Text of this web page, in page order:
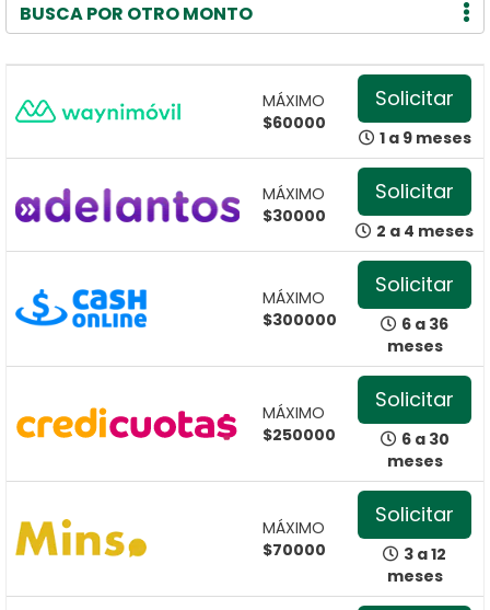
BUSCA POR OTRO MONTO
MÁXIMO
$60000
Solicitar
1 a 9 meses
MÁXIMO
$30000
Solicitar
2 a 4 meses
MÁXIMO
$300000
Solicitar
6 a 36
meses
MÁXIMO
$250000
Solicitar
6 a 30
meses
MÁXIMO
$70000
Solicitar
3 a 12
meses